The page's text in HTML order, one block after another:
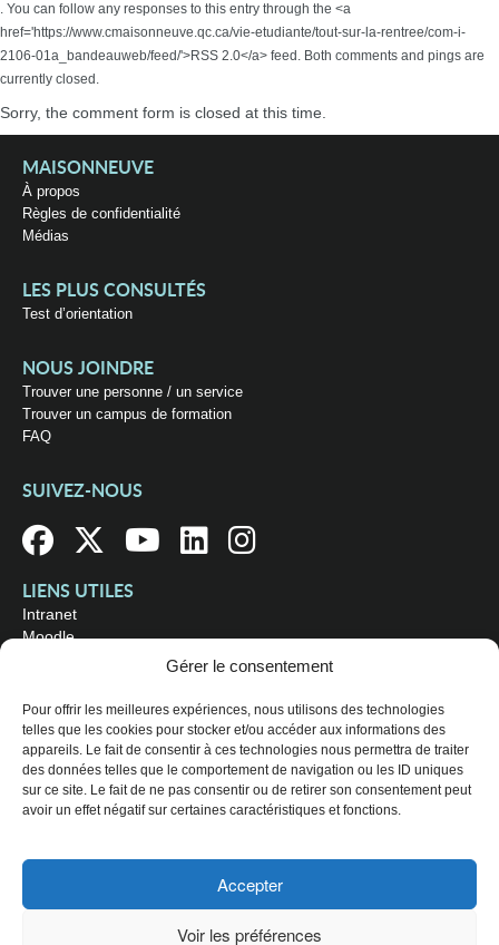
Gérer le consentement
Pour offrir les meilleures expériences, nous utilisons des technologies
telles que les cookies pour stocker et/ou accéder aux informations des
appareils. Le fait de consentir à ces technologies nous permettra de traiter
des données telles que le comportement de navigation ou les ID uniques
sur ce site. Le fait de ne pas consentir ou de retirer son consentement peut
avoir un effet négatif sur certaines caractéristiques et fonctions.
Accepter
Voir les préférences
. You can follow any responses to this entry through the <a
href='https://www.cmaisonneuve.qc.ca/vie-etudiante/tout-sur-la-rentree/com-i-
2106-01a_bandeauweb/feed/'>RSS 2.0</a> feed. Both comments and pings are
currently closed.
Sorry, the comment form is closed at this time.
MAISONNEUVE
À propos
Règles de confidentialité
Médias
LES PLUS CONSULTÉS
Test d’orientation
NOUS JOINDRE
Trouver une personne / un service
Trouver un campus de formation
FAQ
SUIVEZ-NOUS
LIENS UTILES
Intranet
Moodle
OÙ NOUS TROUVER
Campus principal
3800, rue Sherbrooke Est
Montréal (Québec) H1X 2A2
Consultez lesheures d'ouverture
© 2026 Collège de Maisonneuve. Tous droits réservés.